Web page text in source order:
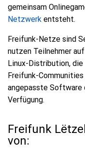
gemeinsam
Netzwerk entsteht.
Freifunk-Netze sind
nutzen Teilnehmer
Linux-Distribution,
Freifunk-
angepasste Software
Verfügung.
Freifunk
von: